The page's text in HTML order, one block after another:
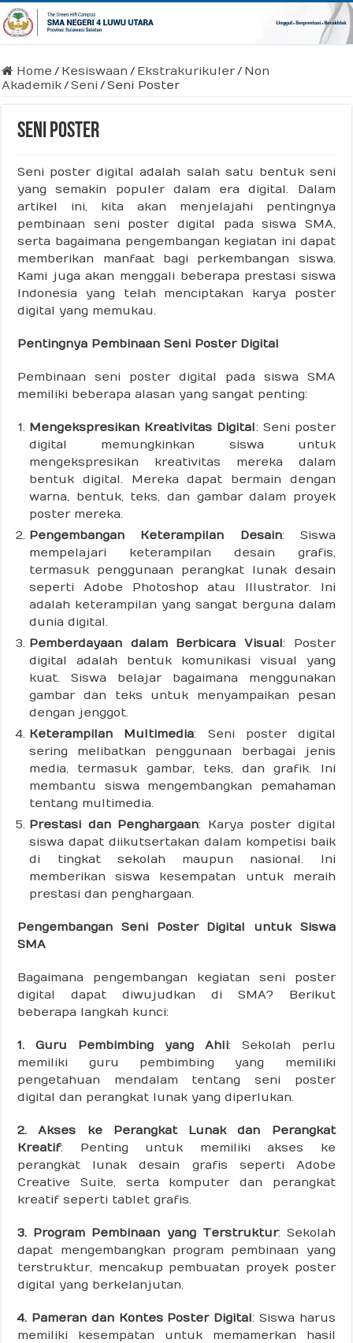
Home / Kesiswaan / Ekstrakurikuler/ Non
Akademik/Seni /Seni Poster
Seni Poster
Seni poster digital adalah salah satu bentuk seni
yang semakin populer dalam era digital. Dalam
artikel ini, kita akan menjelajahi pentingnya
pembinaan seni poster digital pada siswa SMA,
serta bagaimana pengembangan kegiatan ini dapat
memberikan manfaat bagi perkembangan siswa.
Kami juga akan menggali beberapa prestasi siswa
Indonesia yang telah menciptakan karya poster
digital yang memukau.
Pentingnya Pembinaan Seni Poster Digital
Pembinaan seni poster digital pada siswa SMA
memiliki beberapa alasan yang sangat penting:
Mengekspresikan Kreativitas Digital: Seni poster
digital memungkinkan siswa untuk
mengekspresikan kreativitas mereka dalam
bentuk digital. Mereka dapat bermain dengan
warna, bentuk, teks, dan gambar dalam proyek
poster mereka.
Pengembangan Keterampilan Desain: Siswa
mempelajari keterampilan desain grafis,
termasuk penggunaan perangkat lunak desain
seperti Adobe Photoshop atau Illustrator. Ini
adalah keterampilan yang sangat berguna dalam
dunia digital.
Pemberdayaan dalam Berbicara Visual: Poster
digital adalah bentuk komunikasi visual yang
kuat. Siswa belajar bagaimana menggunakan
gambar dan teks untuk menyampaikan pesan
dengan jenggot.
Keterampilan Multimedia: Seni poster digital
sering melibatkan penggunaan berbagai jenis
media, termasuk gambar, teks, dan grafik. Ini
membantu siswa mengembangkan pemahaman
tentang multimedia.
Prestasi dan Penghargaan: Karya poster digital
siswa dapat diikutsertakan dalam kompetisi baik
di tingkat sekolah maupun nasional. Ini
memberikan siswa kesempatan untuk meraih
prestasi dan penghargaan.
Pengembangan Seni Poster Digital untuk Siswa
SMA
Bagaimana pengembangan kegiatan seni poster
digital dapat diwujudkan di SMA? Berikut
beberapa langkah kunci:
1. Guru Pembimbing yang Ahli: Sekolah perlu
memiliki guru pembimbing yang memiliki
pengetahuan mendalam tentang seni poster
digital dan perangkat lunak yang diperlukan.
2. Akses ke Perangkat Lunak dan Perangkat
Kreatif: Penting untuk memiliki akses ke
perangkat lunak desain grafis seperti Adobe
Creative Suite, serta komputer dan perangkat
kreatif seperti tablet grafis.
3. Program Pembinaan yang Terstruktur: Sekolah
dapat mengembangkan program pembinaan yang
terstruktur, mencakup pembuatan proyek poster
digital yang berkelanjutan.
4. Pameran dan Kontes Poster Digital: Siswa harus
memiliki kesempatan untuk memamerkan hasil